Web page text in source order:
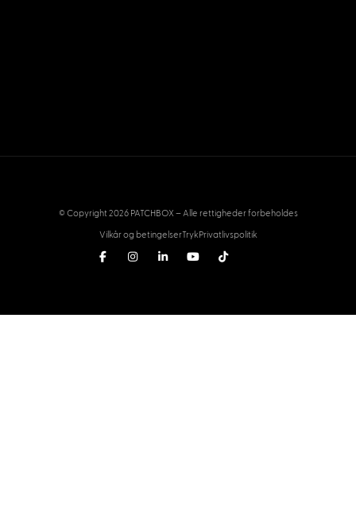
© Copyright 2026 PATCHBOX – Alle rettigheder forbeholdes
Vilkår og betingelserTrykPrivatlivspolitik